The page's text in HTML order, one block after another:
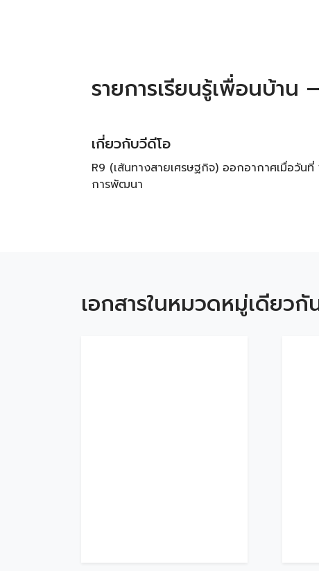
รายการเรียนรู้เพื่อนบ้าน
เกี่ยวกับวีดีโอ
R9 (เส้นทางสายเศรษฐกิจ) ออกอากาศเมื่อวัน
การพัฒนา
เอกสารในหมวดหมู่เดียวกั